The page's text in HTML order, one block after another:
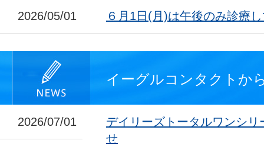
2026/05/01 ６月1日(月)は午後のみ診療
イーグルコンタクトか
2026/07/01
デイリーズトータルワンシ
せ